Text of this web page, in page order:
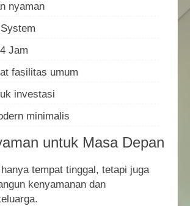
nyaman
Jam
fasilitas umum
investasi
minimalis
untuk Masa Depan
tempat tinggal, tetapi juga
kenyamanan dan